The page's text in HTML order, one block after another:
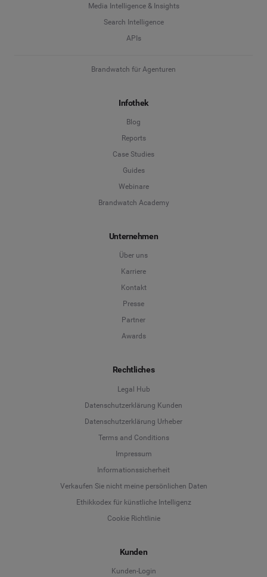
Media Intelligence & Insights
Search Intelligence
APIs
Brandwatch für Agenturen
Infothek
Blog
Reports
Case Studies
Guides
Webinare
Brandwatch Academy
Unternehmen
Über uns
Karriere
Kontakt
Presse
Partner
Awards
Rechtliches
Legal Hub
Datenschutzerklärung Kunden
Datenschutzerklärung Urheber
Terms and Conditions
Impressum
Informationssicherheit
Verkaufen Sie nicht meine persönlichen Daten
Ethikkodex für künstliche Intelligenz
Cookie Richtlinie
Kunden
Kunden-Login
Deutsch